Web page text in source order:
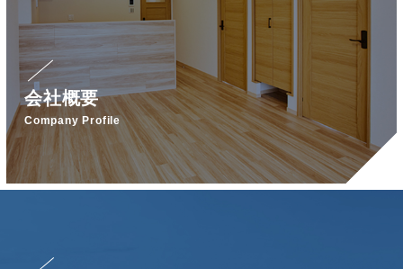
会社概要
Company Profile